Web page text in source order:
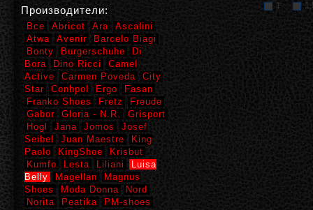
1
Производители:
Все Abricot Ara
Ascalini
Atwa
Avenir
Barcelo Biagi
Bonty
Burgerschuhe
Di
Bora
Dino Ricci
Camel
Active
Carmen Poveda
City
Star
Conhpol Ergo
Fasan
Franko Shoes
Fretz
Freude
Gabor
Gloria - N.R.
Grisport
Hogl
Jana Jomos
Josef
Seibel
Juan Maestre
King
Paolo
KingShoe
Krisbut
Kumfo
Lesta Liliani
Luisa
Belly
Magellan
Magnus
Shoes
Moda Donna
Nord
Norita
Peatika
PM-shoes